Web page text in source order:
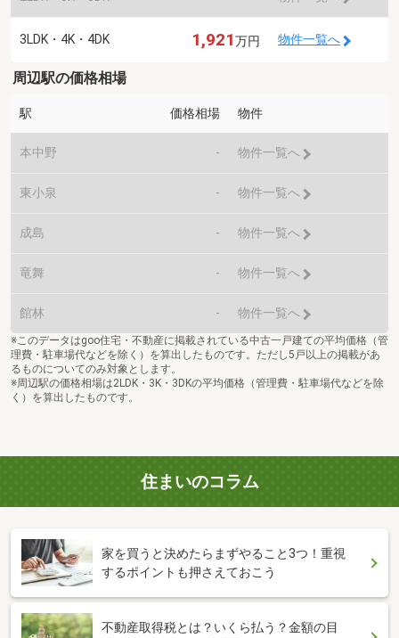
3LDK・4K・4DK 1,921万円 物件一覧へ
周辺駅の価格相場
駅 価格相場 物件
本中野 - 物件一覧へ
東小泉 - 物件一覧へ
成島 - 物件一覧へ
竜舞 - 物件一覧へ
館林 - 物件一覧へ
※このデータはgoo住宅・不動産に掲載されている中古一戸建ての平均価格（管
理費・駐車場代などを除く）を算出したものです。ただし5戸以上の掲載があ
るものについてのみ対象とします。
※周辺駅の価格相場は2LDK・3K・3DKの平均価格（管理費・駐車場代などを除
く）を算出したものです。
住まいのコラム
家を買うと決めたらまずやること3つ！重視
するポイントも押さえておこう
不動産取得税とは？いくら払う？金額の目